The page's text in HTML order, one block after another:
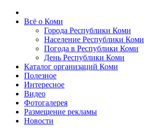
Всё о Коми
Города Республики Коми
Население Республики Коми
Погода в Республики Коми
День Республики Коми
Каталог организаций Коми
Полезное
Интересное
Видео
Фотогалерея
Размещение рекламы
Новости